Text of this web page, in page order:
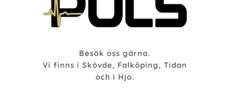
Besök oss gärna.
Vi finns i Skövde, Falköping, Tidan
och i Hjo.